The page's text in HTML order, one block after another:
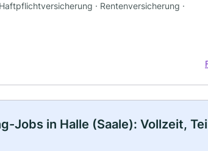
· Rentenversicherung ·
Jobs in Halle (Saale): Vollzeit,